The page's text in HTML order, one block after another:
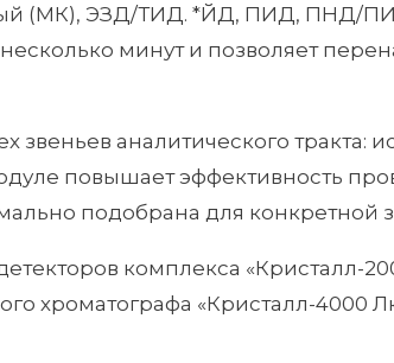
(МК), ЭЗД/ТИД. *ЙД, ПИД, ПНД/
минут и позволяет
звеньев аналитического тракта:
повышает эффективность
подобрана для конкретной
комплекса «Кристалл-
хроматографа «Кристалл-4000